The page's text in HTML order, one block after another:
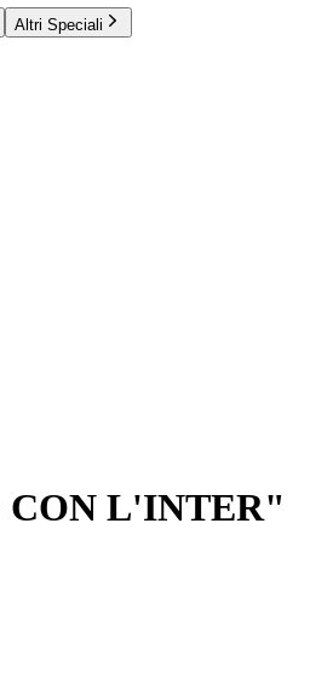
Altri Speciali
L'INTER"